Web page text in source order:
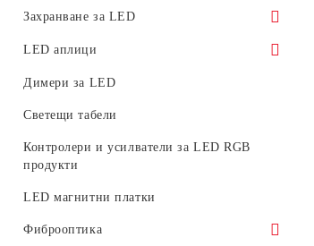
Фасадни LED прожектори
LED прожектори за релсов монтаж
Преносими работни LED прожектори
Прожектори за LED трак (релсови)
Захранване за LED
Водоустойчиво
За вътрешна употреба
Захранване за магнитни модулни
Аварийно
LED аплици
Декоративни LED аплици
Димери за LED
Светещи табели
Контролери и усилватели за LED RGB
продукти
LED магнитни платки
Фиброоптика